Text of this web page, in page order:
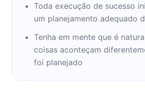
Toda execução de sucesso
um planejamento adequado
Tenha em mente que é
coisas aconteçam
foi planejado